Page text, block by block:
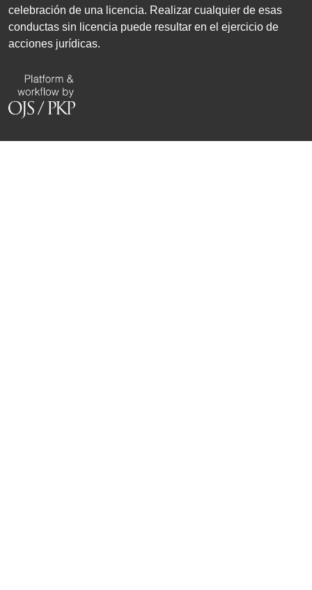
celebración de una licencia. Realizar cualquier de esas
conductas sin licencia puede resultar en el ejercicio de
acciones jurídicas.